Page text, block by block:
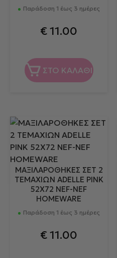
Παράδοση 1 έως 3 ημέρες
€11.00
ΣΤΟ ΚΑΛΑΘΙ
ΜΑΞΙΛΑΡΟΘΗΚΕΣ ΣΕΤ 2
ΤΕΜΑΧΙΩΝ ADELLE PINK
52X72 NEF-NEF
HOMEWARE
Παράδοση 1 έως 3 ημέρες
€11.00